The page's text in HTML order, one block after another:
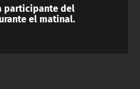
participante del
el matinal.